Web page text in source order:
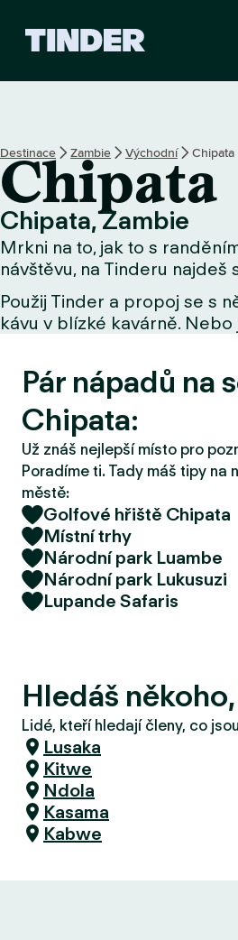
k
á
s
t
r
á
n
a
T
d
e
Destinace Zambie Východní Chipata
Chipata
Chipata, Zambie
Mrkni na to, jak to s
návštěvu, na Tinderu najdeš
Použij Tinder a propoj se s
kávu v blízké kavárně.
Pár nápadů na
Chipata:
Už znáš nejlepší místo pro
Poradíme ti. Tady máš tipy
městě:
Golfové hřiště Chipata
Místní trhy
Národní park Luambe
Národní park Lukusuzi
Lupande Safaris
Hledáš
Lidé, kteří hledají členy, co
Lusaka
Kitwe
Ndola
Kasama
Kabwe